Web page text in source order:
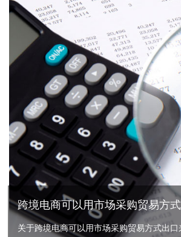
跨境电商可以用市场采购贸易方